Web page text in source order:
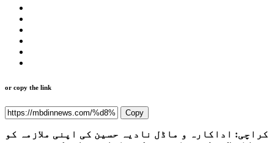
or copy the link
Copy
کراچی: اداکارہ و ماڈل نادیہ حسین کی اپنی ملازمہ کو